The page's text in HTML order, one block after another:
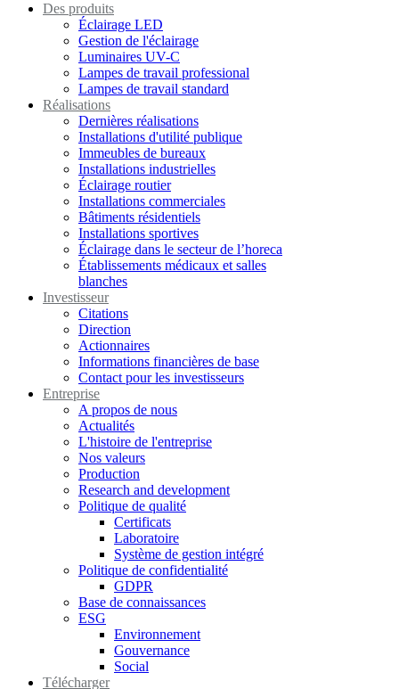
Des produits
Éclairage LED
Gestion de l'éclairage
Luminaires UV-C
Lampes de travail professional
Lampes de travail standard
Réalisations
Dernières réalisations
Installations d'utilité publique
Immeubles de bureaux
Installations industrielles
Éclairage routier
Installations commerciales
Bâtiments résidentiels
Installations sportives
Éclairage dans le secteur de l’horeca
Établissements médicaux et salles
blanches
Investisseur
Citations
Direction
Actionnaires
Informations financières de base
Contact pour les investisseurs
Entreprise
A propos de nous
Actualités
L'histoire de l'entreprise
Nos valeurs
Production
Research and development
Politique de qualité
Certificats
Laboratoire
Système de gestion intégré
Politique de confidentialité
GDPR
Base de connaissances
ESG
Environnement
Gouvernance
Social
Télécharger